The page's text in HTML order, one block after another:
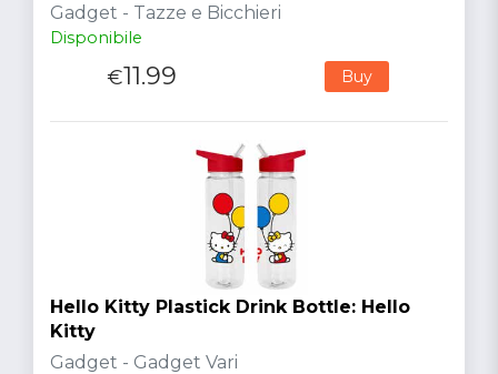
Gadget - Tazze e Bicchieri
Disponibile
€11.99 Buy
Hello Kitty Plastick Drink Bottle: Hello
Kitty
Gadget - Gadget Vari